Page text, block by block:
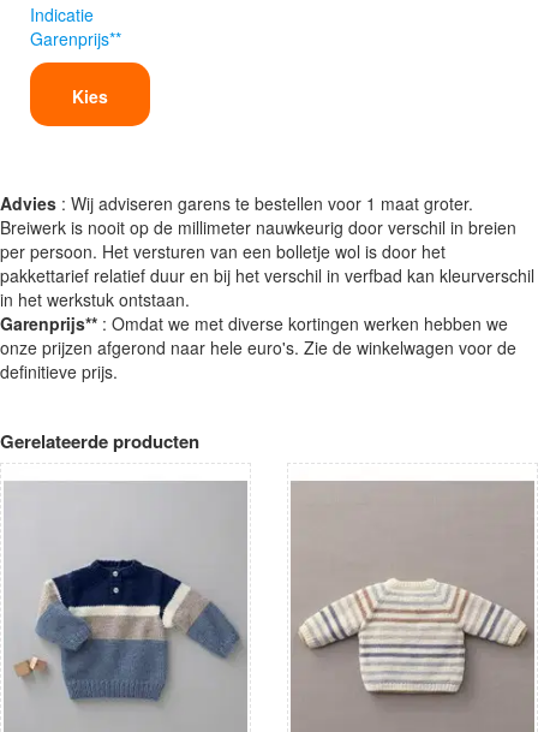
Indicatie
Garenprijs**
Kies
Advies : Wij adviseren garens te bestellen voor 1 maat groter.
Breiwerk is nooit op de millimeter nauwkeurig door verschil in breien
per persoon. Het versturen van een bolletje wol is door het
pakkettarief relatief duur en bij het verschil in verfbad kan kleurverschil
in het werkstuk ontstaan.
Garenprijs** : Omdat we met diverse kortingen werken hebben we
onze prijzen afgerond naar hele euro's. Zie de winkelwagen voor de
definitieve prijs.
Gerelateerde producten